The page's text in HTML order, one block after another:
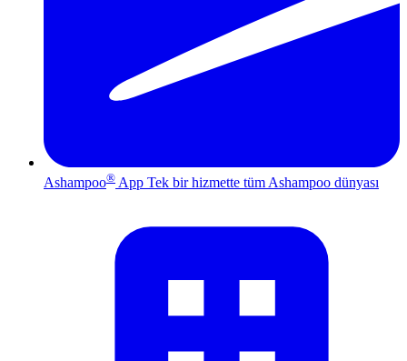
Ashampoo® App Tek bir hizmette tüm Ashampoo dünyası